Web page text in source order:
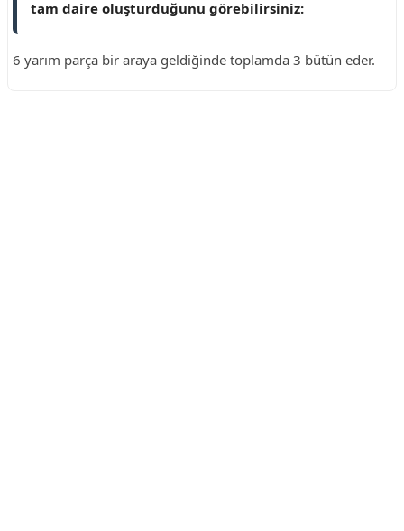
tam daire oluşturduğunu görebilirsiniz:
6 yarım parça bir araya geldiğinde toplamda 3 bütün eder.